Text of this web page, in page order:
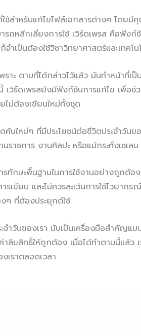
ใช้สำหรับแก้ไขไฟล์เอกสารต่างๆ โด
ถหลีกเลี่ยงการใช้ เวิร์ดเพรส คือฟังก์
เป็นต้องใช้วิชาวิทยาศาสตร์และเทคโ
าะ ตามที่ได้กล่าวไว้แล้ว มันทำหน้าที่เ
วิร์ดเพรสยังมีฟังก์ชันการแก้ไข เพื่อช่
ไม่ต้องเขียนใหม่ทั้งชุด
ใหม่ๆ ที่มีประโยชน์ต่อชีวิตประจำวันข
าชการ งานศิลปะ หรือแม้กระทั่งเซเลบ
ทักษะพื้นฐานในการใช้งานอย่างถูกต้อ
ขียน และไม่ควรละเว้นการใช้ไวยาก
ๆ ที่ต้องประยุกต์ใช้
วันของเรา นับเป็นเครื่องมือสำคัญแบ
าลิขสิทธิ์ให้ถูกต้อง เมื่อได้ทำตามนี้แล้ว
งเราตลอดเวลา